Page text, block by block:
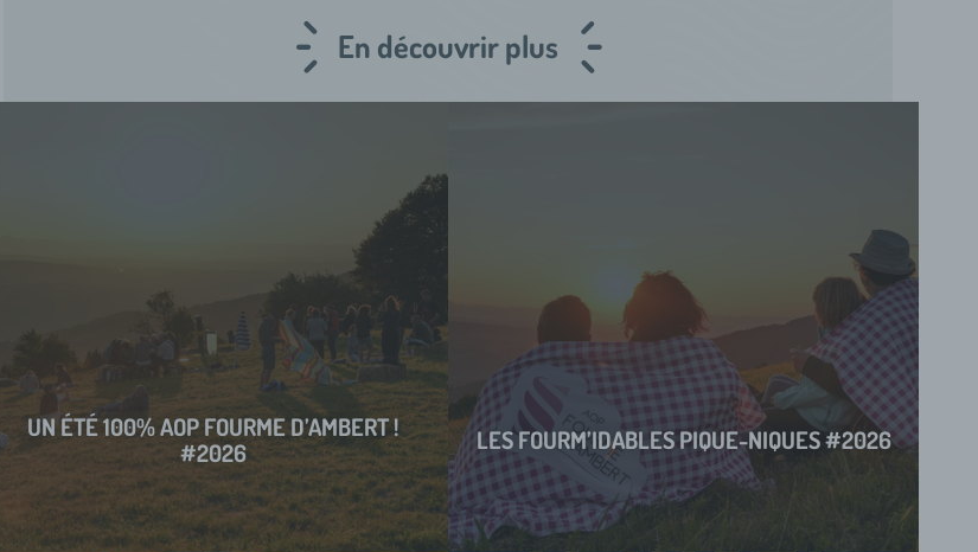
En découvrir plus
UN ÉTÉ 100% AOP FOURME D’AMBERT !
#2026
LES FOURM’IDABLES PIQUE-NIQUES #2026